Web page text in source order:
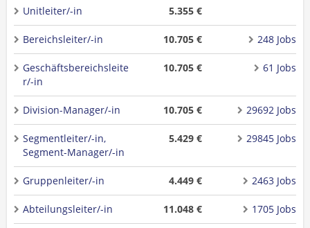
Unitleiter/-in 5.355 €
Bereichsleiter/-in 10.705 € 248 Jobs
Geschäftsbereichsleite
r/-in
10.705 € 61 Jobs
Division-Manager/-in 10.705 € 29692 Jobs
Segmentleiter/-in,
Segment-Manager/-in
5.429 € 29845 Jobs
Gruppenleiter/-in 4.449 € 2463 Jobs
Abteilungsleiter/-in 11.048 € 1705 Jobs